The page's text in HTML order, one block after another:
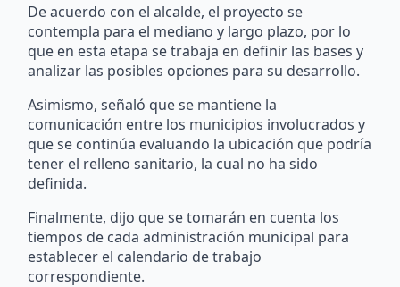
De acuerdo con el alcalde, el proyecto se
contempla para el mediano y largo plazo, por lo
que en esta etapa se trabaja en definir las bases y
analizar las posibles opciones para su desarrollo.
Asimismo, señaló que se mantiene la
comunicación entre los municipios involucrados y
que se continúa evaluando la ubicación que podría
tener el relleno sanitario, la cual no ha sido
definida.
Finalmente, dijo que se tomarán en cuenta los
tiempos de cada administración municipal para
establecer el calendario de trabajo
correspondiente.